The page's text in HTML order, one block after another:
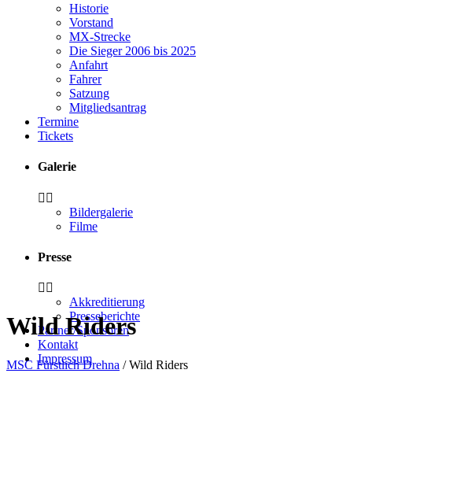
Historie
Vorstand
MX-Strecke
Die Sieger 2006 bis 2025
Anfahrt
Fahrer
Satzung
Mitgliedsantrag
Termine
Tickets
Galerie
Bildergalerie
Filme
Presse
Akkreditierung
Presseberichte
Partner/Sponsoren
Kontakt
Impressum
Wild Riders
MSC Fürstlich Drehna /Wild Riders